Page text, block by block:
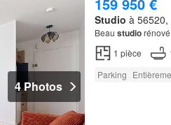
4 Photos
Studio à
Beau studiorénové
1 pièce
Parking